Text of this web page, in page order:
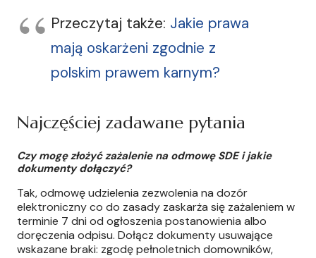
Przeczytaj także: Jakie prawa
mają oskarżeni zgodnie z
polskim prawem karnym?
Najczęściej zadawane pytania
Czy mogę złożyć zażalenie na odmowę SDE i jakie
dokumenty dołączyć?
Tak, odmowę udzielenia zezwolenia na dozór
elektroniczny co do zasady zaskarża się zażaleniem w
terminie 7 dni od ogłoszenia postanowienia albo
doręczenia odpisu. Dołącz dokumenty usuwające
wskazane braki: zgodę pełnoletnich domowników,